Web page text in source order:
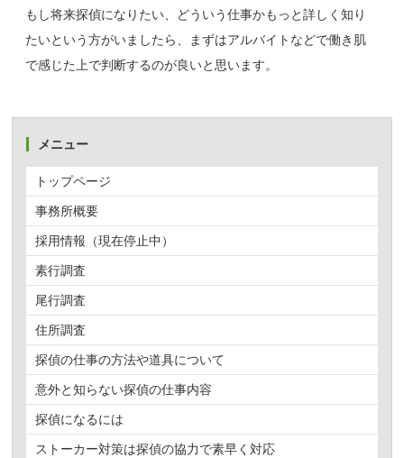
もし将来探偵になりたい、どういう仕事かもっと詳しく知り
たいという方がいましたら、まずはアルバイトなどで働き肌
で感じた上で判断するのが良いと思います。
メニュー
トップページ
事務所概要
採用情報（現在停止中）
素行調査
尾行調査
住所調査
探偵の仕事の方法や道具について
意外と知らない探偵の仕事内容
探偵になるには
ストーカー対策は探偵の協力で素早く対応